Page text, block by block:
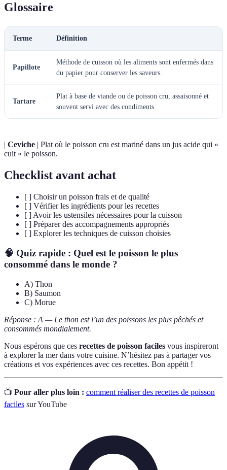
Glossaire
Terme Définition
Papillote
Méthode de cuisson où les aliments sont enfermés dans
du papier pour conserver les saveurs.
Tartare
Plat à base de viande ou de poisson cru, assaisonné et
souvent servi avec des condiments.
| Ceviche | Plat où le poisson cru est mariné dans un jus acide qui «
cuit » le poisson.
Checklist avant achat
[ ] Choisir un poisson frais et de qualité
[ ] Vérifier les ingrédients pour les recettes
[ ] Avoir les ustensiles nécessaires pour la cuisson
[ ] Préparer des accompagnements appropriés
[ ] Explorer les techniques de cuisson choisies
🧠 Quiz rapide : Quel est le poisson le plus
consommé dans le monde ?
A) Thon
B) Saumon
C) Morue
Réponse : A — Le thon est l’un des poissons les plus pêchés et
consommés mondialement.
Nous espérons que ces recettes de poisson faciles vous inspireront
à explorer la mer dans votre cuisine. N’hésitez pas à partager vos
créations et vos expériences avec ces recettes. Bon appétit !
📺 Pour aller plus loin : comment réaliser des recettes de poisson
faciles sur YouTube